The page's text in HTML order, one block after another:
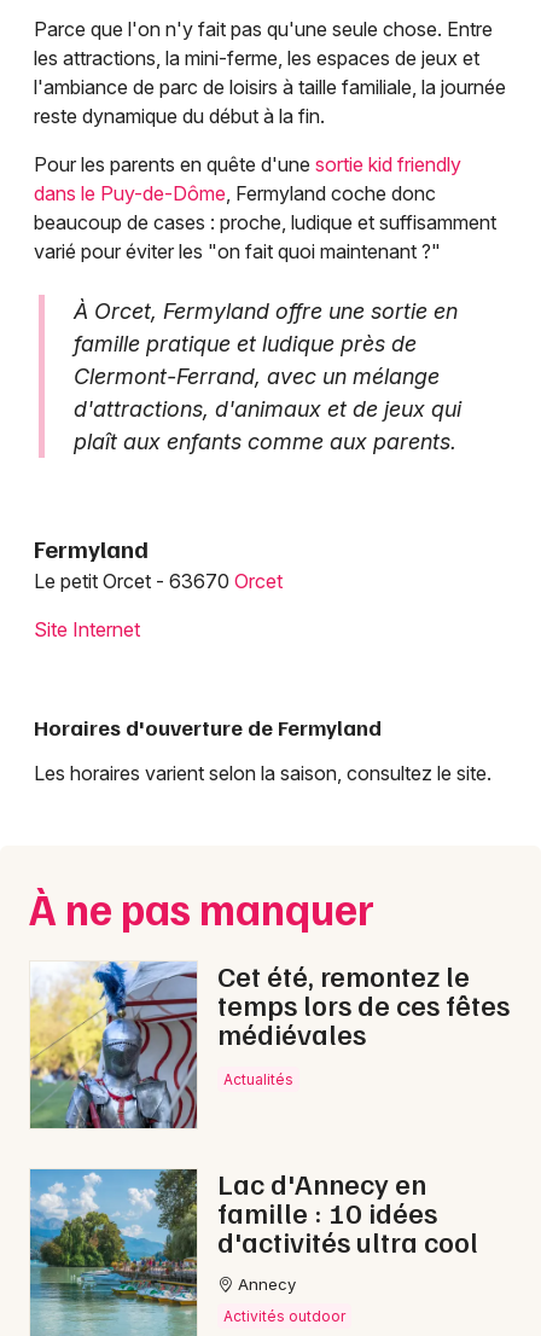
Parce que l'on n'y fait pas qu'une seule chose. Entre
les attractions, la mini-ferme, les espaces de jeux et
l'ambiance de parc de loisirs à taille familiale, la journée
reste dynamique du début à la fin.
Pour les parents en quête d'une sortie kid friendly
dans le Puy-de-Dôme, Fermyland coche donc
beaucoup de cases : proche, ludique et suffisamment
varié pour éviter les "on fait quoi maintenant ?"
À Orcet, Fermyland offre une sortie en
famille pratique et ludique près de
Clermont-Ferrand, avec un mélange
d'attractions, d'animaux et de jeux qui
plaît aux enfants comme aux parents.
Fermyland
Le petit Orcet - 63670 Orcet
Site Internet
Horaires d'ouverture de Fermyland
Les horaires varient selon la saison, consultez le site.
À ne pas manquer
Cet été, remontez le
temps lors de ces fêtes
médiévales
Actualités
Lac d'Annecy en
famille : 10 idées
d'activités ultra cool
Annecy
Activités outdoor